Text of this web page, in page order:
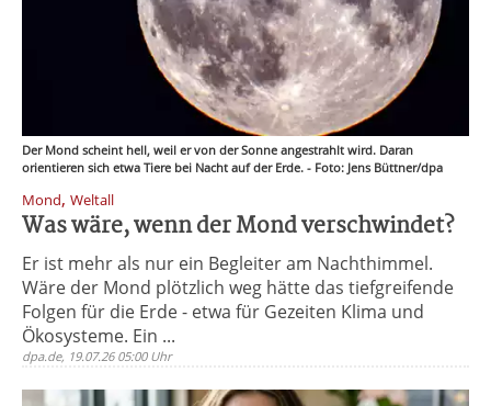
Der Mond scheint hell, weil er von der Sonne angestrahlt wird. Daran
orientieren sich etwa Tiere bei Nacht auf der Erde. - Foto: Jens Büttner/dpa
Mond, Weltall
Was wäre, wenn der Mond verschwindet?
Er ist mehr als nur ein Begleiter am Nachthimmel.
Wäre der Mond plötzlich weg hätte das tiefgreifende
Folgen für die Erde - etwa für Gezeiten Klima und
Ökosysteme. Ein ...
dpa.de, 19.07.26 05:00 Uhr